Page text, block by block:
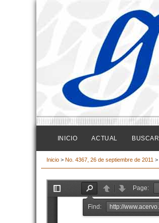
INICIO ACTUAL BUSCAR
Inicio > No. 4367, 26 de septiembre de 2011 >